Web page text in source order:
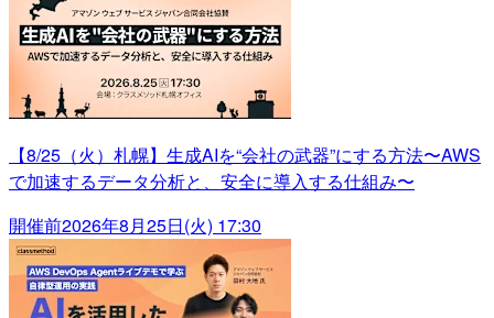
【8/25（火）札幌】生成AIを“会社の武器”にする方法〜AWS
で加速するデータ分析と、安全に導入する仕組み〜
開催前2026年8月25日(火) 17:30